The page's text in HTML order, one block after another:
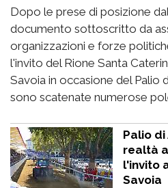
Dopo le prese di posizione
documento sottoscritto da
organizzazioni e forze
l'invito del Rione Santa
Savoia in occasione del Palio
sono scatenate numerose
Palio di
realtà
l'invito
Savoia